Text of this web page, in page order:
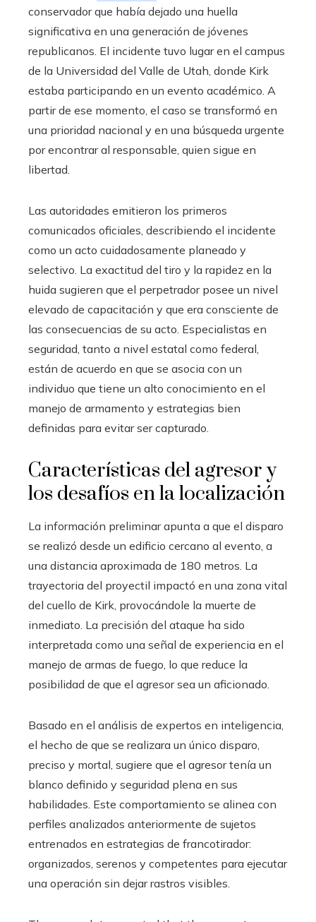
conservador que había dejado una huella
significativa en una generación de jóvenes
republicanos. El incidente tuvo lugar en el campus
de la Universidad del Valle de Utah, donde Kirk
estaba participando en un evento académico. A
partir de ese momento, el caso se transformó en
una prioridad nacional y en una búsqueda urgente
por encontrar al responsable, quien sigue en
libertad.
Las autoridades emitieron los primeros
comunicados oficiales, describiendo el incidente
como un acto cuidadosamente planeado y
selectivo. La exactitud del tiro y la rapidez en la
huida sugieren que el perpetrador posee un nivel
elevado de capacitación y que era consciente de
las consecuencias de su acto. Especialistas en
seguridad, tanto a nivel estatal como federal,
están de acuerdo en que se asocia con un
individuo que tiene un alto conocimiento en el
manejo de armamento y estrategias bien
definidas para evitar ser capturado.
Características del agresor y
los desafíos en la localización
La información preliminar apunta a que el disparo
se realizó desde un edificio cercano al evento, a
una distancia aproximada de 180 metros. La
trayectoria del proyectil impactó en una zona vital
del cuello de Kirk, provocándole la muerte de
inmediato. La precisión del ataque ha sido
interpretada como una señal de experiencia en el
manejo de armas de fuego, lo que reduce la
posibilidad de que el agresor sea un aficionado.
Basado en el análisis de expertos en inteligencia,
el hecho de que se realizara un único disparo,
preciso y mortal, sugiere que el agresor tenía un
blanco definido y seguridad plena en sus
habilidades. Este comportamiento se alinea con
perfiles analizados anteriormente de sujetos
entrenados en estrategias de francotirador:
organizados, serenos y competentes para ejecutar
una operación sin dejar rastros visibles.